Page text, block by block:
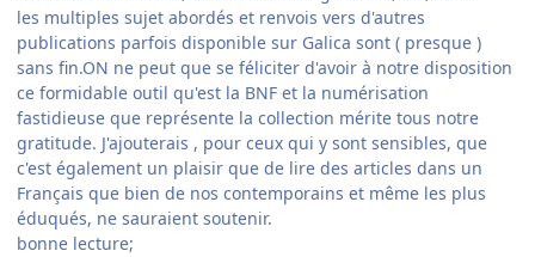
les multiples sujet abordés et renvois vers d'autres
publications parfois disponible sur Galica sont ( presque )
sans fin.ON ne peut que se féliciter d'avoir à notre disposition
ce formidable outil qu'est la BNF et la numérisation
fastidieuse que représente la collection mérite tous notre
gratitude. J'ajouterais , pour ceux qui y sont sensibles, que
c'est également un plaisir que de lire des articles dans un
Français que bien de nos contemporains et même les plus
éduqués, ne sauraient soutenir.
bonne lecture;